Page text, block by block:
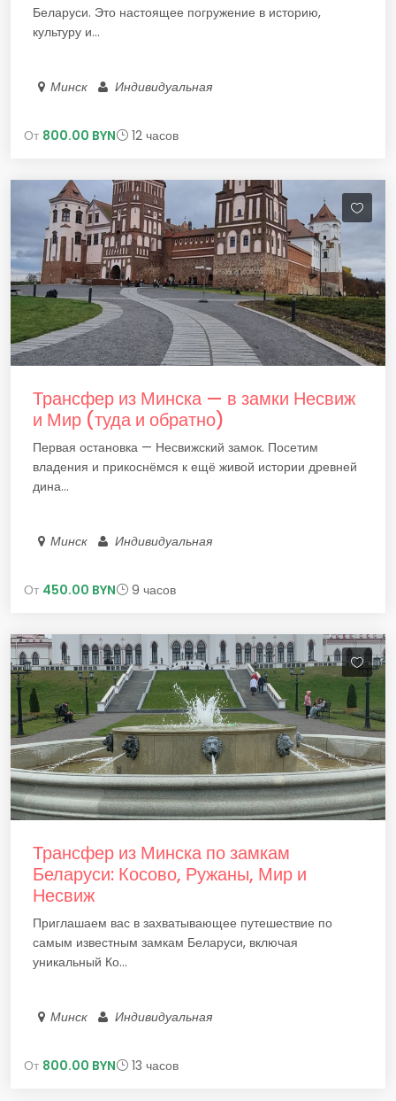
Беларуси. Это настоящее погружение в историю,
культуру и...
Минск Индивидуальная
От 800.00 BYN 12 часов
Трансфер из Минска — в замки Несвиж
и Мир (туда и обратно)
Первая остановка — Несвижский замок. Посетим
владения и прикоснёмся к ещё живой истории древней
дина...
Минск Индивидуальная
От 450.00 BYN 9 часов
Трансфер из Минска по замкам
Беларуси: Косово, Ружаны, Мир и
Несвиж
Приглашаем вас в захватывающее путешествие по
самым известным замкам Беларуси, включая
уникальный Ко...
Минск Индивидуальная
От 800.00 BYN 13 часов